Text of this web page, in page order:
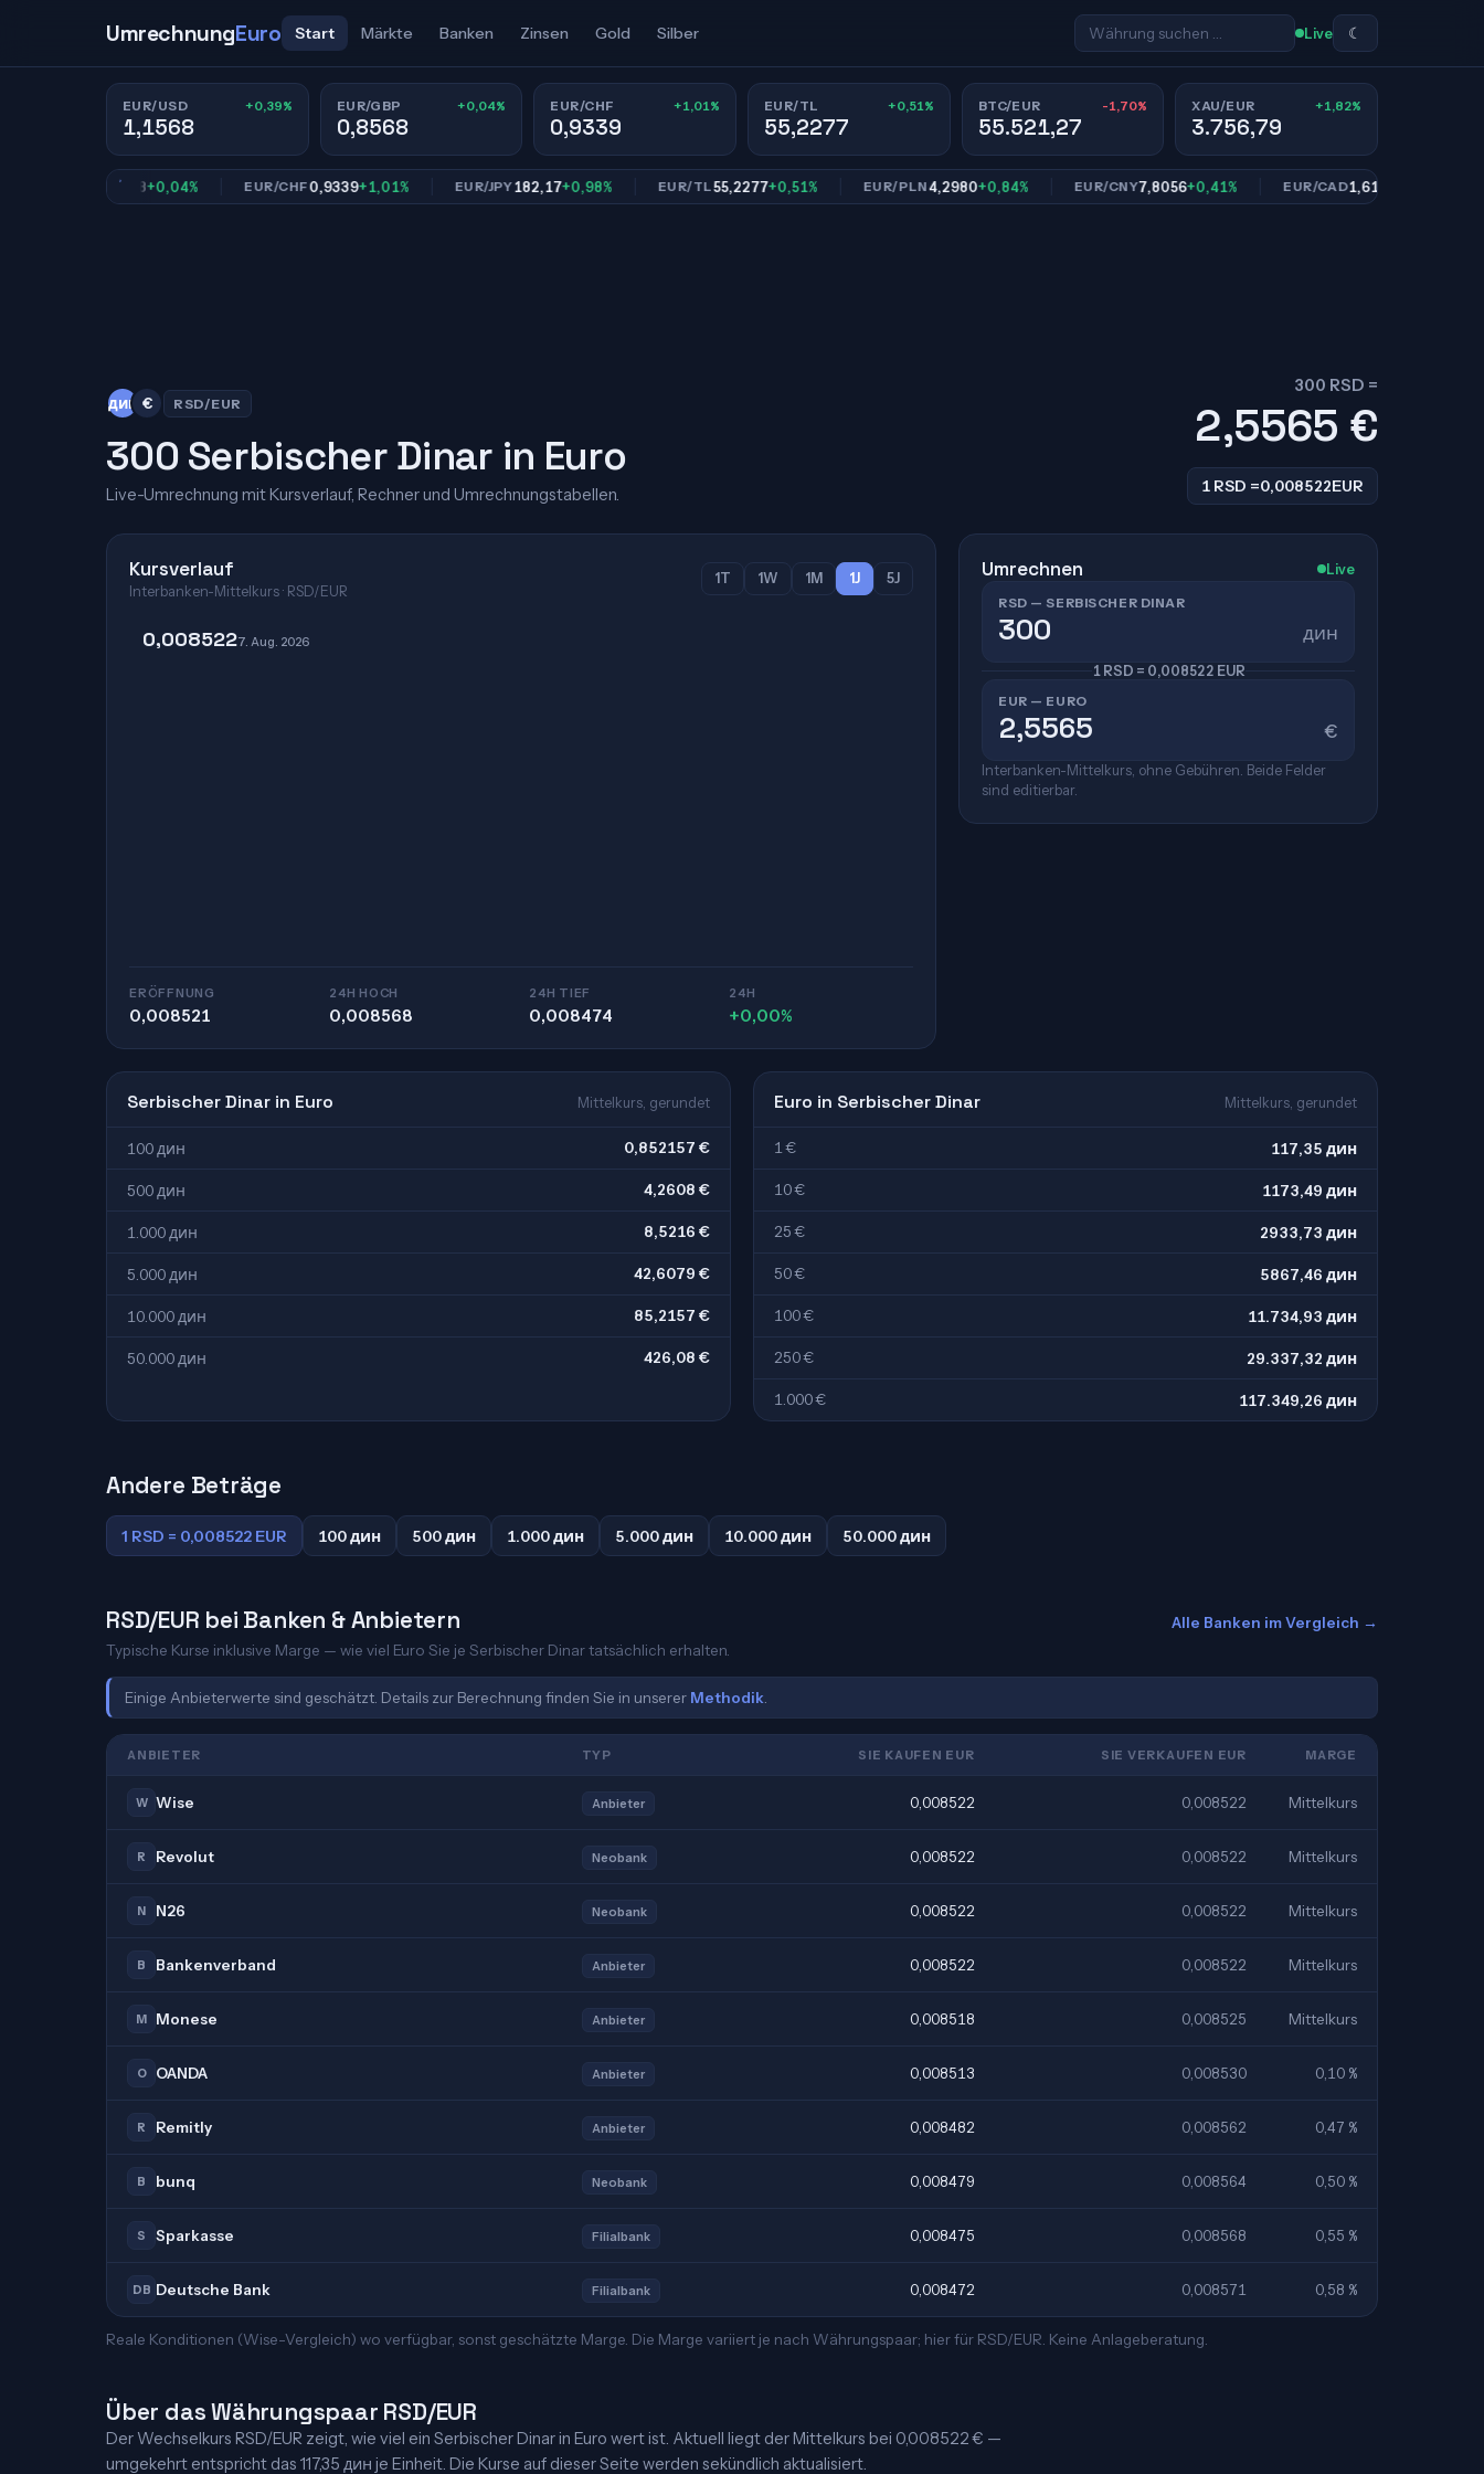
UmrechnungEuro Start Märkte Banken Zinsen Gold Silber Live ☾
EUR/USD +0,39%
1,1568
EUR/GBP +0,04%
0,8568
EUR/CHF +1,01%
0,9339
EUR/TL +0,51%
55,2277
BTC/EUR -1,70%
55.521,27
XAU/EUR +1,82%
3.756,79
+0,04% EUR/CHF0,9339+1,01% EUR/JPY182,17+0,98% EUR/TL55,2277+0,51% EUR/PLN4,2980+0,84% EUR/CNY7,8056+0,41% EUR/CAD1,6128+0,91%
дин € RSD/EUR
300 Serbischer Dinar in Euro
Live-Umrechnung mit Kursverlauf, Rechner und Umrechnungstabellen.
300 RSD =
2,5565 €
1 RSD =0,008522EUR
Kursverlauf
Interbanken-Mittelkurs · RSD/EUR
1T 1W 1M 1J 5J
0,0085227. Aug. 2026
ERÖFFNUNG
0,008521
24H HOCH
0,008568
24H TIEF
0,008474
24H
+0,00%
Umrechnen Live
RSD — SERBISCHER DINAR
дин
1 RSD = 0,008522 EUR
EUR — EURO
€
Interbanken-Mittelkurs, ohne Gebühren. Beide Felder
sind editierbar.
Serbischer Dinar in Euro Mittelkurs, gerundet
100 дин 0,852157 €
500 дин 4,2608 €
1.000 дин 8,5216 €
5.000 дин 42,6079 €
10.000 дин 85,2157 €
50.000 дин 426,08 €
Euro in Serbischer Dinar Mittelkurs, gerundet
1 € 117,35 дин
10 € 1173,49 дин
25 € 2933,73 дин
50 € 5867,46 дин
100 € 11.734,93 дин
250 € 29.337,32 дин
1.000 € 117.349,26 дин
Andere Beträge
1 RSD = 0,008522 EUR 100 дин 500 дин 1.000 дин 5.000 дин 10.000 дин 50.000 дин
RSD/EUR bei Banken & Anbietern
Typische Kurse inklusive Marge — wie viel Euro Sie je Serbischer Dinar tatsächlich erhalten.
Alle Banken im Vergleich →
Einige Anbieterwerte sind geschätzt. Details zur Berechnung finden Sie in unserer Methodik
ANBIETER TYP SIE KAUFEN EUR SIE VERKAUFEN EUR MARGE
W Wise Anbieter 0,008522 0,008522 Mittelkurs
R Revolut Neobank 0,008522 0,008522 Mittelkurs
N N26 Neobank 0,008522 0,008522 Mittelkurs
B Bankenverband Anbieter 0,008522 0,008522 Mittelkurs
M Monese Anbieter 0,008518 0,008525 Mittelkurs
O OANDA Anbieter 0,008513 0,008530 0,10 %
R Remitly Anbieter 0,008482 0,008562 0,47 %
B bunq Neobank 0,008479 0,008564 0,50 %
S Sparkasse Filialbank 0,008475 0,008568 0,55 %
DB Deutsche Bank Filialbank 0,008472 0,008571 0,58 %
Reale Konditionen (Wise-Vergleich) wo verfügbar, sonst geschätzte Marge. Die Marge variiert je nach Währungspaar; hier für RSD/EUR. Keine Anlageberatung.
Über das Währungspaar RSD/EUR
Der Wechselkurs RSD/EUR zeigt, wie viel ein Serbischer Dinar in Euro wert ist. Aktuell liegt der Mittelkurs bei 0,008522 € —
umgekehrt entspricht das 117,35 дин je Einheit. Die Kurse auf dieser Seite werden sekündlich aktualisiert.